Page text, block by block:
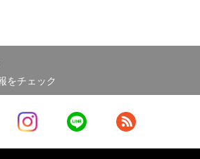
をチェック